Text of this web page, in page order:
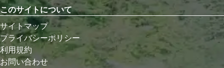
このサイトについて
サイトマップ
プライバシーポリシー
利用規約
お問い合わせ